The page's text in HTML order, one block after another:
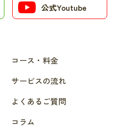
公式Youtube
コース・料金
サービスの流れ
よくあるご質問
コラム